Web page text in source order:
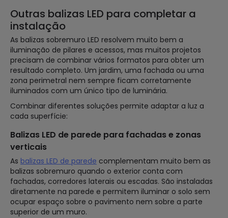
Outras balizas LED para completar a
instalação
As balizas sobremuro LED resolvem muito bem a
iluminação de pilares e acessos, mas muitos projetos
precisam de combinar vários formatos para obter um
resultado completo. Um jardim, uma fachada ou uma
zona perimetral nem sempre ficam corretamente
iluminados com um único tipo de luminária.
Combinar diferentes soluções permite adaptar a luz a
cada superfície:
Balizas LED de parede para fachadas e zonas
verticais
As balizas LED de parede complementam muito bem as
balizas sobremuro quando o exterior conta com
fachadas, corredores laterais ou escadas. São instaladas
diretamente na parede e permitem iluminar o solo sem
ocupar espaço sobre o pavimento nem sobre a parte
superior de um muro.